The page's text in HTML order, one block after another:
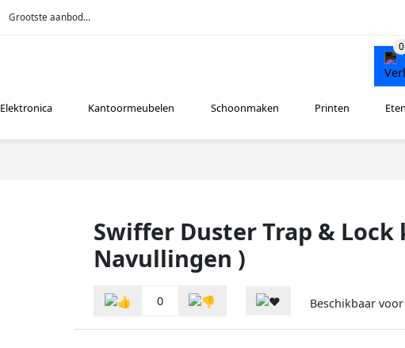
Grootste aanbod...
Elektronica Kantoormeubelen Schoonmaken Printen
Swiffer Duster Trap & Lock
Navullingen )
0 Beschikbaar voor